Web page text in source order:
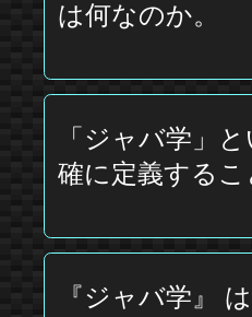
は何なのか。
「ジャバ学」
確に定義するこ
『ジャバ学』